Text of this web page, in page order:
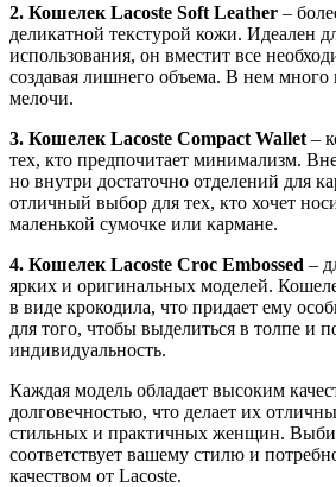
2. Кошелек Lacoste Soft Leather –
деликатной текстурой кожи. Идеален
использования, он вместит все
создавая лишнего объема. В нем много
мелочи.
3. Кошелек Lacoste Compact Wallet –
тех, кто предпочитает минимализм.
но внутри достаточно отделений для
отличный выбор для тех, кто хочет
маленькой сумочке или кармане.
4. Кошелек Lacoste Croc Embossed –
ярких и оригинальных моделей.
в виде крокодила, что придает ему
для того, чтобы выделиться в толпе и
индивидуальность.
Каждая модель обладает высоким
долговечностью, что делает их
стильных и практичных женщин.
соответствует вашему стилю и
качеством от Lacoste.